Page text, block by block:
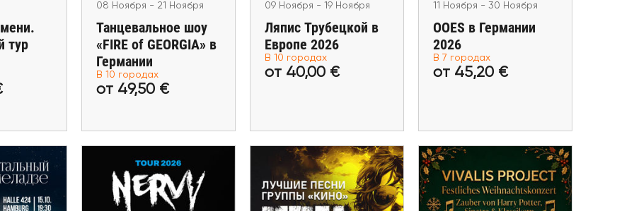
€
тур
от 49,50 €
Купить билеты
08 Ноября - 21 Ноября
Танцевальное шоу
«FIRE of GEORGIA» в
Германии
В 10 городах
от 49,50 €
от 40,00 €
09 Ноября - 19 Ноября
Ляпис Трубецкой в
Европе 2026
В 10 городах
от 40,00 € от 45,20 €
11 Ноября - 30 Ноября
OOES в Германии
2026
В 7 городах
от 45,20 €